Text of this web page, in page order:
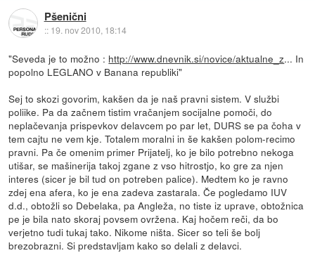
Pšenični
:: 19. nov 2010, 18:14
"Seveda je to možno : http://www.dnevnik.si/novice/aktualne_z... In
popolno LEGLANO v Banana republiki"
Sej to skozi govorim, kakšen da je naš pravni sistem. V službi
poliike. Pa da začnem tistim vračanjem socijalne pomoči, do
neplačevanja prispevkov delavcem po par let, DURS se pa čoha v
tem cajtu ne vem kje. Totalem moralni in še kakšen polom-recimo
pravni. Pa če omenim primer Prijatelj, ko je bilo potrebno nekoga
utišar, se mašinerija takoj zgane z vso hitrostjo, ko gre za njen
interes (sicer je bil tud on potreben palice). Medtem ko je ravno
zdej ena afera, ko je ena zadeva zastarala. Če pogledamo IUV
d.d., obtožli so Debelaka, pa Angleža, no tiste iz uprave, obtožnica
pe je bila nato skoraj povsem ovržena. Kaj hočem reči, da bo
verjetno tudi tukaj tako. Nikome ništa. Sicer so teli še bolj
brezobrazni. Si predstavljam kako so delali z delavci.